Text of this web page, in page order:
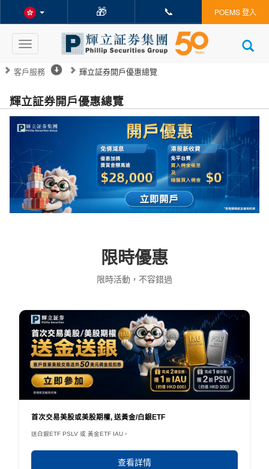
🎁 📞 POEMS 登入
Toggle
navigation
客戶服務 輝立証券開戶優惠總覽
輝立証券開戶優惠總覽
一次過睇清所有2026年最新開戶獎賞及港股交易優惠，網上開戶即享
限時優惠
限時活動，不容錯過
首次交易美股或美股期權, 送黃金/白銀ETF
送白銀ETF PSLV 或 黃金ETF IAU。
查看詳情